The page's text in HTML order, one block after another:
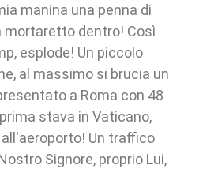
manina una penna di
mortaretto dentro! Così
esplode! Un piccolo
al massimo si brucia un
a Roma con 48
stava in Vaticano,
Un traffico
Signore, proprio Lui,